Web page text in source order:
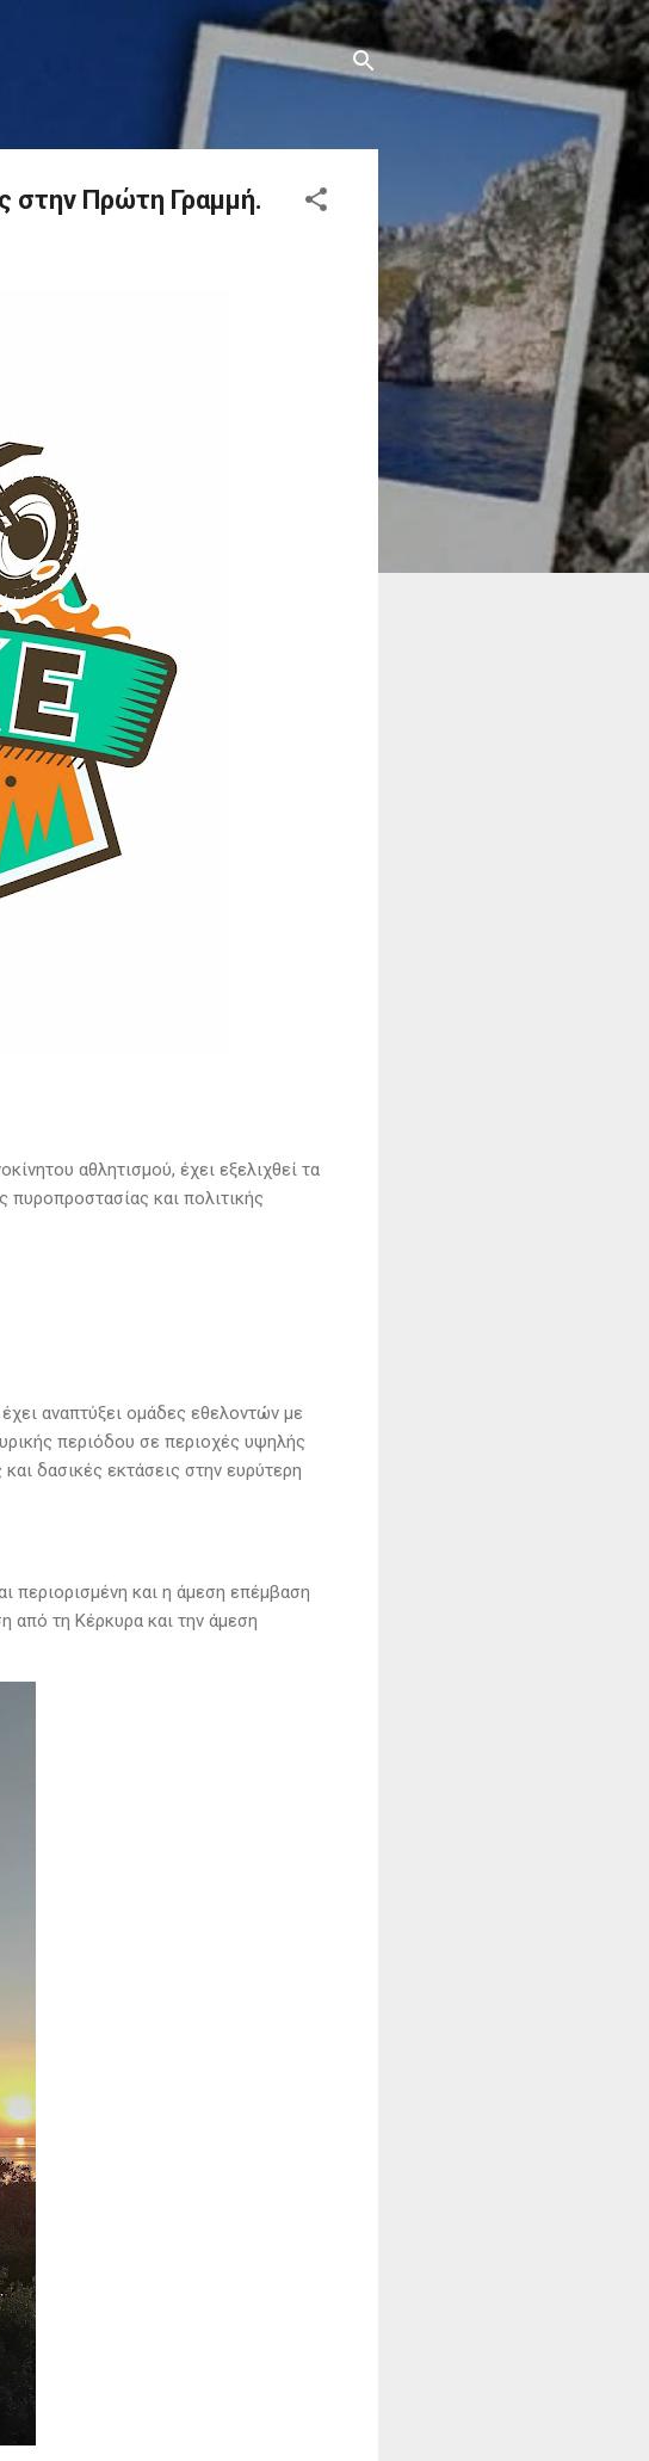
στην Πρώτη Γραμμή.
αθλητισμού, έχει εξελιχθεί τα
και πολιτικής
αναπτύξει ομάδες εθελοντών με
περιόδου σε περιοχές υψηλής
δασικές εκτάσεις στην ευρύτερη
περιορισμένη και η άμεση επέμβαση
από τη Κέρκυρα και την άμεση